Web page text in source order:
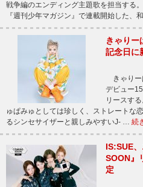
戦争編のエンディング主題歌を担当す
『週刊少年マガジン』で連載開始した、
きゃりー
記念日に
きゃりー
デビュー
リースす
ゅぱみゅとしては珍しく、ストレートな
るシンセサイザーと親しみやすいJ- … 続
IS:SUE
SOON』
定